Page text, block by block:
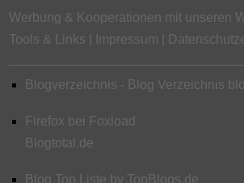
Werbung & Kooperationen mit unseren
Tools & Links
Impressum
Blogverzeichnis - Blog Verzeichnis
Firefox bei Foxload
Blogtotal.de
Blog Top Liste by TopBlogs.de